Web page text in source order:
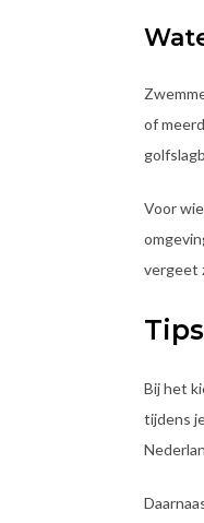
of
Voor
vergeet
Bij het
tijdens